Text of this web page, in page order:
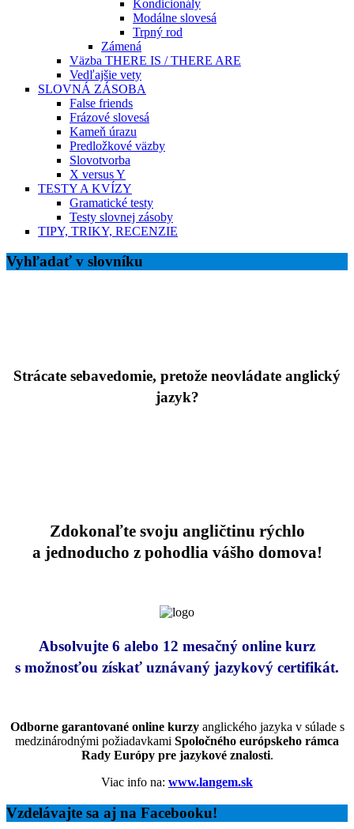
Kondicionály
Modálne slovesá
Trpný rod
Zámená
Väzba THERE IS / THERE ARE
Vedľajšie vety
SLOVNÁ ZÁSOBA
False friends
Frázové slovesá
Kameň úrazu
Predložkové väzby
Slovotvorba
X versus Y
TESTY A KVÍZY
Gramatické testy
Testy slovnej zásoby
TIPY, TRIKY, RECENZIE
Vyhľadať v slovníku
Strácate sebavedomie, pretože neovládate anglický
jazyk?
Zdokonaľte svoju angličtinu rýchlo
a jednoducho z pohodlia vášho domova!
Absolvujte 6 alebo 12 mesačný online kurz
s možnosťou získať uznávaný jazykový certifikát.
Odborne garantované online kurzyanglického jazyka v súlade s
medzinárodnými požiadavkami Spoločného európskeho rámca
Rady Európy pre jazykové znalosti.
Viac info na: www.langem.sk
Vzdelávajte sa aj na Facebooku!